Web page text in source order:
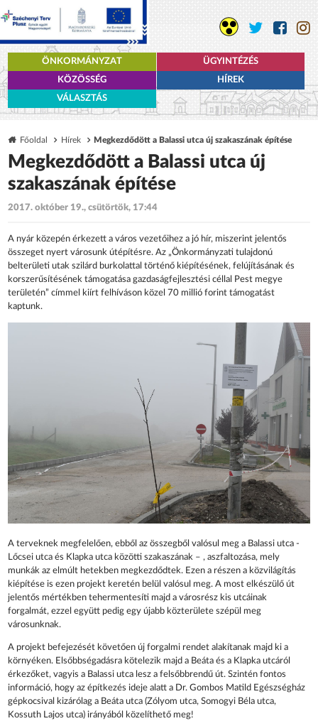
ÖNKORMÁNYZAT
ÜGYINTÉZÉS
KÖZÖSSÉG
HÍREK
VÁLASZTÁS
Főoldal Hírek Megkezdődött a Balassi utca új szakaszának építése
Megkezdődött a Balassi utca új
szakaszának építése
2017. október 19., csütörtök, 17:44
A nyár közepén érkezett a város vezetőihez a jó hír, miszerint jelentős
összeget nyert városunk útépítésre. Az „Önkormányzati tulajdonú
belterületi utak szilárd burkolattal történő kiépítésének, felújításának és
korszerűsítésének támogatása gazdaságfejlesztési céllal Pest megye
területén” címmel kiírt felhíváson közel 70 millió forint támogatást
kaptunk.
A terveknek megfelelően, ebből az összegből valósul meg a Balassi utca -
Lőcsei utca és Klapka utca közötti szakaszának – , aszfaltozása, mely
munkák az elmúlt hetekben megkezdődtek. Ezen a részen a közvilágítás
kiépítése is ezen projekt keretén belül valósul meg. A most elkészülő út
jelentős mértékben tehermentesíti majd a városrész kis utcáinak
forgalmát, ezzel együtt pedig egy újabb közterülete szépül meg
városunknak.
A projekt befejezését követően új forgalmi rendet alakítanak majd ki a
környéken. Elsőbbségadásra kötelezik majd a Beáta és a Klapka utcáról
érkezőket, vagyis a Balassi utca lesz a felsőbbrendű út. Szintén fontos
információ, hogy az építkezés ideje alatt a Dr. Gombos Matild Egészségház
gépkocsival kizárólag a Beáta utca (Zólyom utca, Somogyi Béla utca,
Kossuth Lajos utca) irányából közelíthető meg!